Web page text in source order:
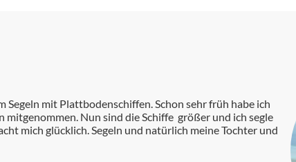
Segeln mit Plattbodenschiffen. Schon sehr früh habe ich
mitgenommen. Nun sind die Schiffe größer und ich segle
mich glücklich. Segeln und natürlich meine Tochter und